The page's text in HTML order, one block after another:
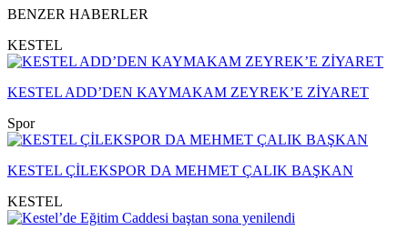
BENZER HABERLER
KESTEL
KESTEL ADD’DEN KAYMAKAM ZEYREK’E ZİYARET
Spor
KESTEL ÇİLEKSPOR DA MEHMET ÇALIK BAŞKAN
KESTEL